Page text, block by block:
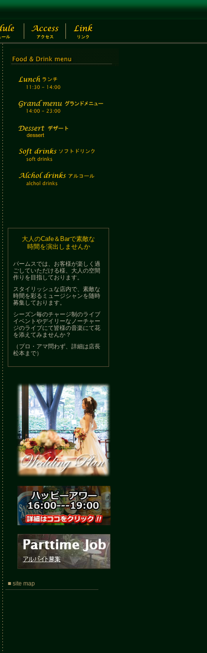
大人のCafe＆Barで素敵な
時間を演出しませんか
パームスでは、お客様が楽しく過
ごしていただける様、大人の空間
作りを目指しております。
スタイリッシュな店内で、素敵な
時間を彩るミュージシャンを随時
募集しております。
シーズン毎のチャージ制のライブ
イベントやデイリーなノーチャー
ジのライブにて皆様の音楽にて花
を添えてみませんか？
（プロ・アマ問わず、詳細は店長
松本まで）
■ site map